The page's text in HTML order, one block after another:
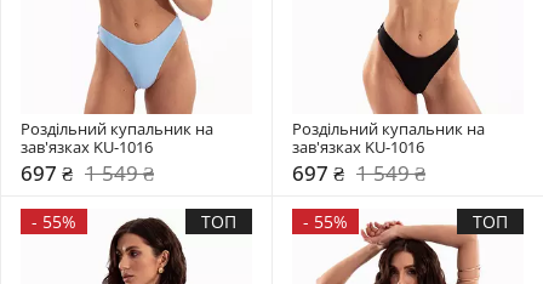
Роздільний купальник на
зав'язках KU-1016
697 ₴ 1 549 ₴
Роздільний купальник на
зав'язках KU-1016
697 ₴ 1 549 ₴
- 55% ТОП - 55% ТОП